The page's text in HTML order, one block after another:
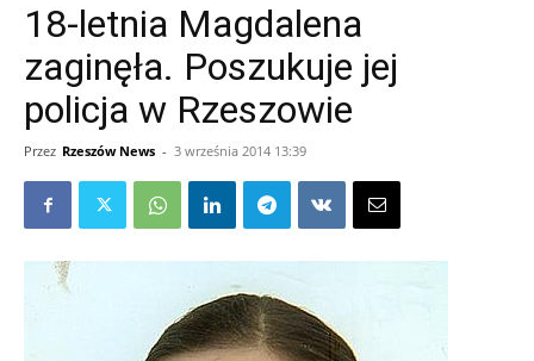
18-letnia Magdalena
zaginęła. Poszukuje jej
policja w Rzeszowie
Przez Rzeszów News - 3 września 2014 13:39